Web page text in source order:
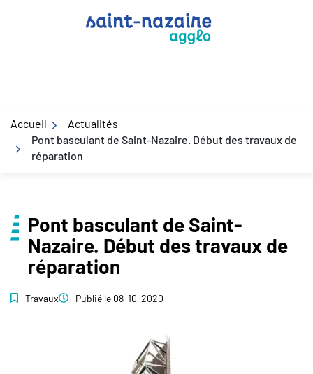
Accueil
Actualités
Pont basculant de Saint-Nazaire. Début des travaux de
réparation
Pont basculant de Saint-
Nazaire. Début des travaux de
réparation
Travaux Publié le 08-10-2020